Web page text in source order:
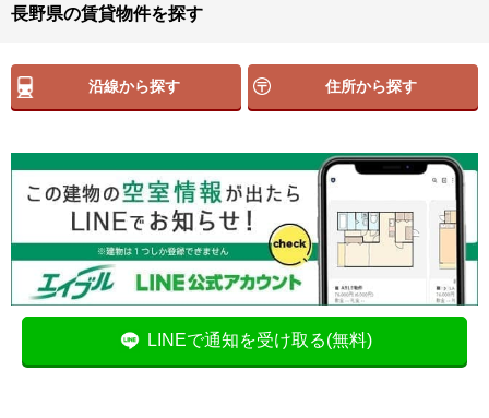
長野県の賃貸物件を探す
沿線から探す 住所から探す
LINEで通知を受け取る(無料)